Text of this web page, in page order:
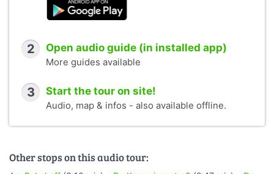
2 Open audio guide (in installed app)
More guides available
3 Start the tour on site!
Audio, map & infos - also available offline.
Other stops on this audio tour: